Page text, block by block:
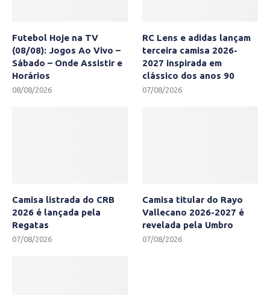
Futebol Hoje na TV
(08/08): Jogos Ao Vivo –
Sábado – Onde Assistir e
Horários
08/08/2026
RC Lens e adidas lançam
terceira camisa 2026-
2027 inspirada em
clássico dos anos 90
07/08/2026
Camisa listrada do CRB
2026 é lançada pela
Regatas
07/08/2026
Camisa titular do Rayo
Vallecano 2026-2027 é
revelada pela Umbro
07/08/2026